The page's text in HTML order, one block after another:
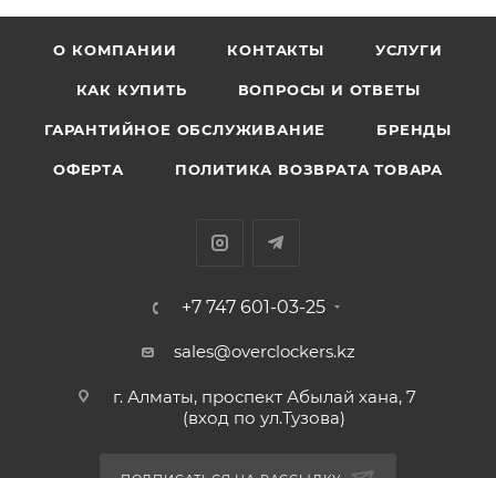
О КОМПАНИИ КОНТАКТЫ УСЛУГИ
КАК КУПИТЬ ВОПРОСЫ И ОТВЕТЫ
ГАРАНТИЙНОЕ ОБСЛУЖИВАНИЕ БРЕНДЫ
ОФЕРТА ПОЛИТИКА ВОЗВРАТА ТОВАРА
+7 747 601-03-25
sales@overclockers.kz
г. Алматы, проспект Абылай хана, 7
(вход по ул.Тузова)